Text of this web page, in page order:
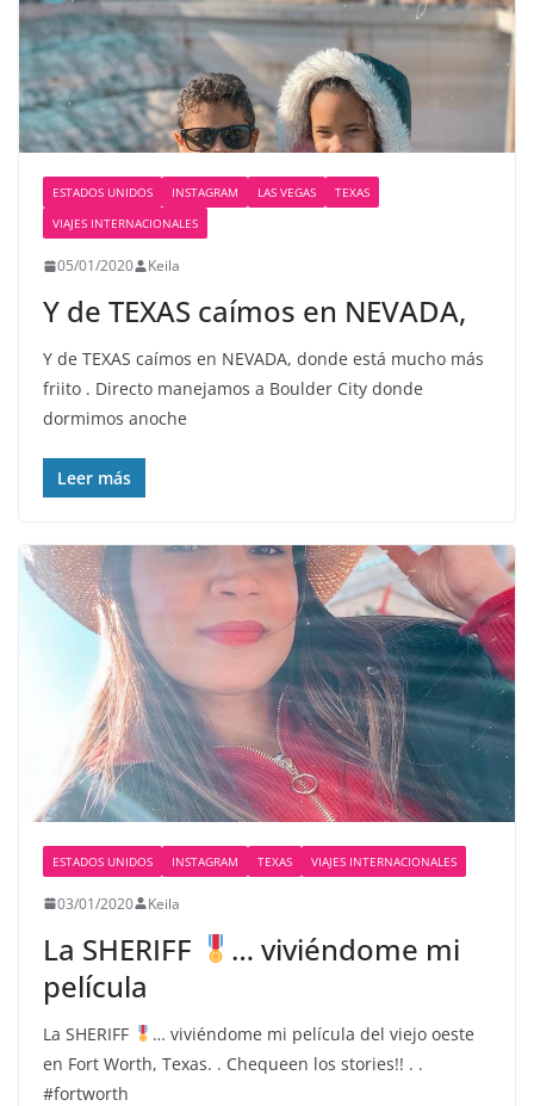
ESTADOS UNIDOS INSTAGRAM LAS VEGAS
TEXAS
VIAJES INTERNACIONALES
05/01/2020 Keila
Y de TEXAS caímos en NEVADA,
Y de TEXAS caímos en NEVADA, donde está mucho más
friito . Directo manejamos a Boulder City donde
dormimos anoche
Leer más
ESTADOS UNIDOS INSTAGRAM TEXAS VIAJES INTERNACIONALES
03/01/2020 Keila
La SHERIFF
… viviéndome mi
película
La SHERIFF
… viviéndome mi película del viejo oeste
en Fort Worth, Texas. . Chequeen los stories!! . .
#fortworth